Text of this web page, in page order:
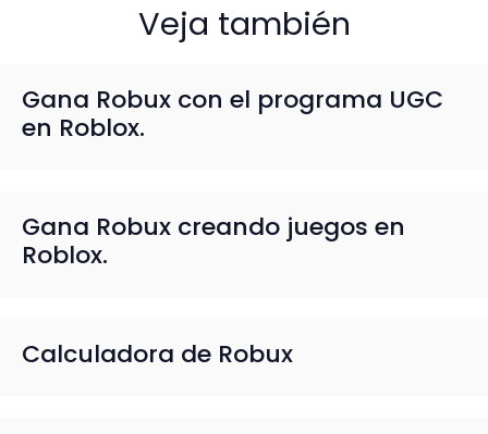
Veja también
Gana Robux con el programa UGC
en Roblox.
Gana Robux creando juegos en
Roblox.
Calculadora de Robux